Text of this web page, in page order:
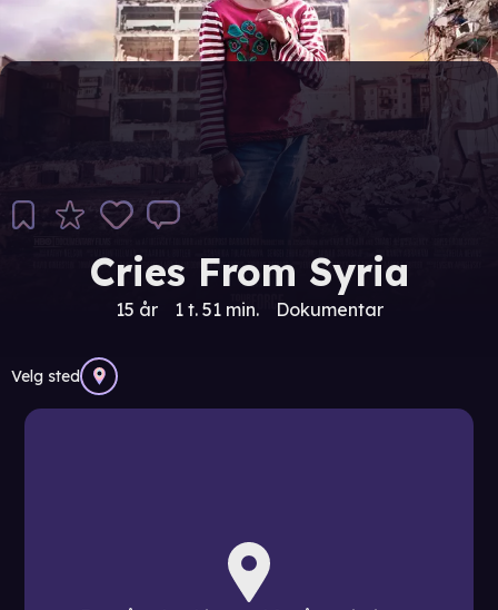
Cries From Syria
15 år 1 t. 51 min. Dokumentar
Velg sted